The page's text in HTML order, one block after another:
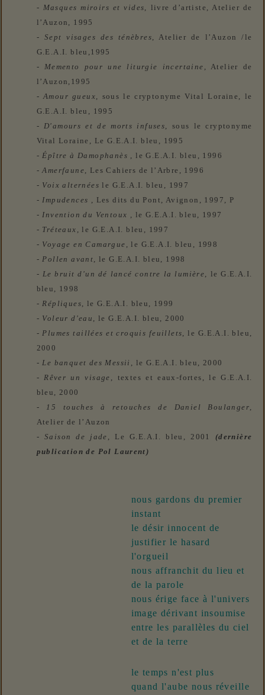
- Masques miroirs et vides, livre d’artiste, Atelier de
l’Auzon, 1995
- Sept visages des ténèbres, Atelier de l’Auzon /le
G.E.A.I. bleu,1995
- Memento pour une liturgie incertaine , Atelier de
l’Auzon,1995
- Amour gueux, sous le cryptonyme Vital Loraine, le
G.E.A.I. bleu, 1995
-D'amours et de morts infuses, sous le cryptonyme
Vital Loraine, Le G.E.A.I. bleu, 1995
-Épître à Damophanès , le G.E.A.I. bleu, 1996
-Amerfaune, Les Cahiers de l’Arbre, 1996
- Voix alternées le G.E.A.I. bleu, 1997
-Impudences , Les dits du Pont, Avignon, 1997, P
-Invention du Ventoux , le G.E.A.I. bleu, 1997
- Tréteaux , le G.E.A.I. bleu, 1997
- Voyage en Camargue , le G.E.A.I. bleu, 1998
-Pollen avant, leG.E.A.I. bleu, 1998
- Le bruit d'un dé lancé contre la lumière, leG.E.A.I.
bleu, 1998
-Répliques, le G.E.A.I. bleu, 1999
- Voleur d'eau , leG.E.A.I. bleu, 2000
-Plumes taillées et croquis feuillets, le G.E.A.I. bleu,
2000
-Le banquet des Messii , le G.E.A.I. bleu, 2000
-Rêver un visage , textes et eaux-fortes, leG.E.A.I.
bleu, 2000
- 15 touches à retouches de Daniel Boulanger,
Atelier de l’Auzon
- Saison de jade , Le G.E.A.I. bleu, 2 001
(dernière
publication de Pol Laurent)
nous gardons du premier
instant
le désir innocent de
justifier le hasard
l'orgueil
nous affranchit du lieu et
de la parole
nous érige face à l'univers
image dérivant insoumise
entre les parallèles du ciel
et de la terre
le temps n'est plus
quand l'aube nous réveille